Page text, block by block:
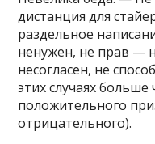
дистанция для
раздельное
ненужен, не прав —
несогласен, не
этих случаях больше
положительного
отрицательного).